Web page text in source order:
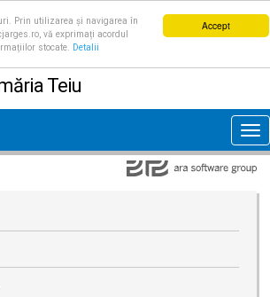
Accept
Prin utilizarea și navigarea în
vă exprimați acordul
stocate.
Detalii
Teiu